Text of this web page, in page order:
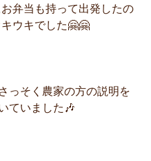
弁当も持って出発したの
ウキでした🤗🤗
っそく農家の方の説明を
ていました🎶